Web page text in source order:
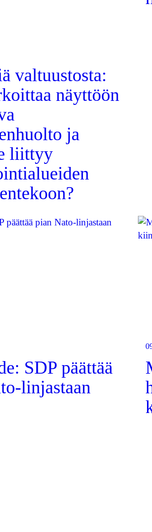
valtuustosta:
näyttöön
ja
liittyy
SDP päättää
linjastaan